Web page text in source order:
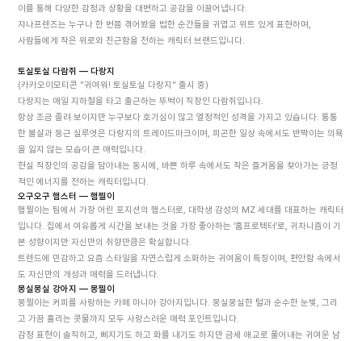
이를 통해 다양한 감정과 상황을 대변하고 공감을 이끌어냅니다.
쟈나프렌즈는 누구나 한 번쯤 겪어봤을 법한 순간들을 귀엽고 위트 있게 표현하며,
사람들에게 작은 위로와 친근함을 전하는 캐릭터 브랜드입니다.
토실토실 다람쥐 — 다랑지
(카카오이모티콘 "귀여워! 토실토실 다랑지" 출시 중)
다랑지는 매일 지하철을 타고 출근하는 뚜벅이 직장인 다람쥐입니다.
항상 조금 졸려 보이지만 누구보다 호기심이 많고 열정적인 성격을 가지고 있습니다. 통통
한 볼살과 둥근 실루엣은 다랑지의 트레이드마크이며, 피곤한 일상 속에서도 반짝이는 의욕
을 잃지 않는 모습이 큰 매력입니다.
현실 직장인의 공감을 담아내는 동시에, 바쁜 하루 속에서도 작은 즐거움을 찾아가는 긍정
적인 에너지를 전하는 캐릭터입니다.
오구오구 햄스터 — 햄찔이
햄찔이는 팀에서 가장 어린 포지션의 햄스터로, 대학생 감성의 MZ 세대를 대표하는 캐릭터
입니다. 집에서 여유롭게 시간을 보내는 것을 가장 좋아하는 ‘홈프로텍터’로, 귀차니즘이 기
본 성향이지만 자신만의 취향만큼은 확실합니다.
트렌드에 민감하고 요즘 스타일을 자연스럽게 소화하는 귀여움이 특징이며, 편안함 속에서
도 자신만의 개성과 매력을 드러냅니다.
몽실몽실 강아지 — 몽찔이
몽찔이는 커피를 사랑하는 카페 마니아 강아지입니다. 몽실몽실한 털과 순수한 눈빛, 그리
고 가끔 흘리는 콧물까지 모두 사랑스러운 매력 포인트입니다.
감정 표현이 솔직하고, 삐지기도 하고 화를 내기도 하지만 금세 애교로 풀어내는 귀여운 남